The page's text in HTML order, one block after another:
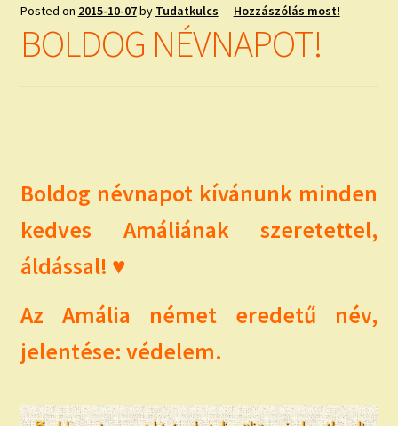
ISMERJ MEG!
AJÁNDÉKOKKAL!
Posted on 2015-10-07by Tudatkulcs — Hozzászólás most!
BOLDOG NÉVNAPOT!
Boldog névnapot kívánunk minden
kedves Amáliának szeretettel,
áldással! ♥
Az Amália német eredetű név,
jelentése: védelem.